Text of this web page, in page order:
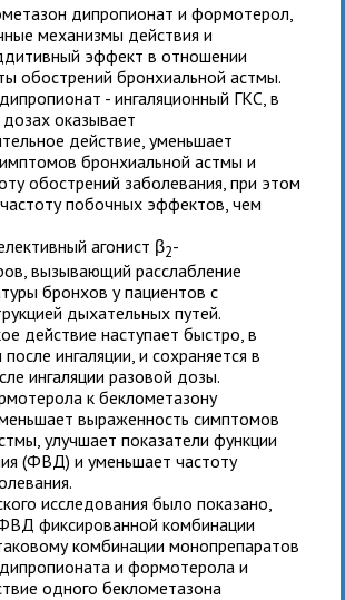
дипропионат и формотерол,
механизмы действия и
эффект в отношении
обострений бронхиальной астмы.
- ингаляционный ГКС, в
оказывает
действие, уменьшает
бронхиальной астмы и
обострений заболевания, при этом
побочных эффектов, чем
агонист β2-
вызывающий расслабление
бронхов у пациентов с
дыхательных путей.
действие наступает быстро, в
ингаляции, и сохраняется в
ингаляции разовой дозы.
к беклометазону
выраженность симптомов
улучшает показатели функции
(ФВД) и уменьшает частоту
исследования было показано,
фиксированной комбинации
комбинации монопрепаратов
и формотерола и
одного беклометазона